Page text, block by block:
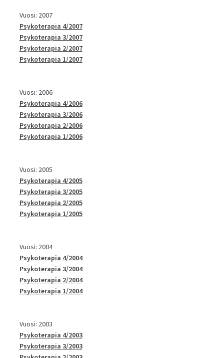
Vuosi: 2007
Psykoterapia 4/2007
Psykoterapia 3/2007
Psykoterapia 2/2007
Psykoterapia 1/2007
Vuosi: 2006
Psykoterapia 4/2006
Psykoterapia 3/2006
Psykoterapia 2/2006
Psykoterapia 1/2006
Vuosi: 2005
Psykoterapia 4/2005
Psykoterapia 3/2005
Psykoterapia 2/2005
Psykoterapia 1/2005
Vuosi: 2004
Psykoterapia 4/2004
Psykoterapia 3/2004
Psykoterapia 2/2004
Psykoterapia 1/2004
Vuosi: 2003
Psykoterapia 4/2003
Psykoterapia 3/2003